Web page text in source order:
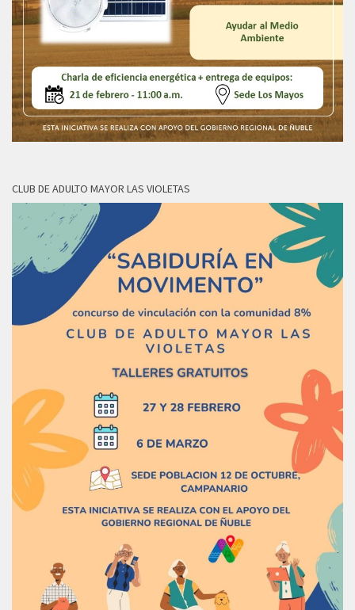
CLUB DE ADULTO MAYOR LAS VIOLETAS